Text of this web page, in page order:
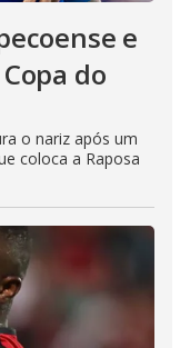
e
do
o nariz após um
coloca a Raposa